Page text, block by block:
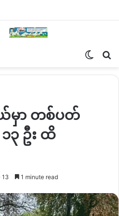
မှာ တစ်ပတ်
၃ ဦး ထိ
13 1 minute read